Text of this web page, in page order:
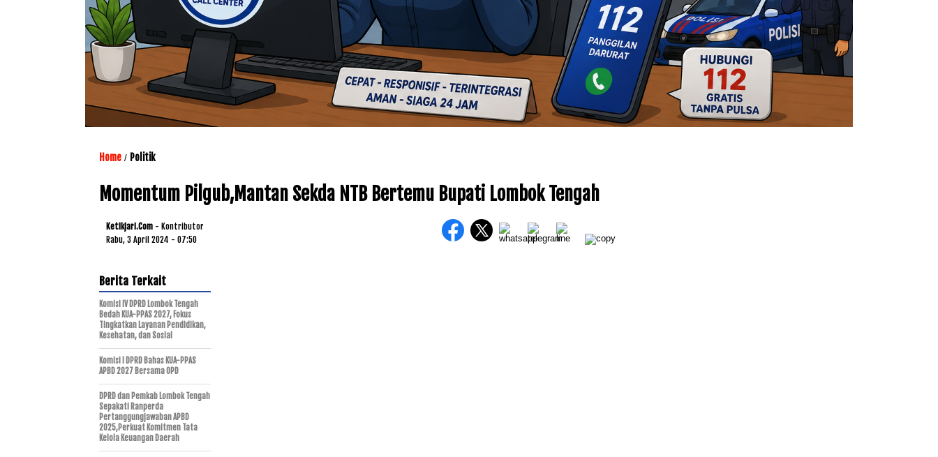
Home / Politik
Momentum Pilgub,Mantan Sekda NTB Bertemu Bupati Lombok Tengah
Ketikjari.com - Kontributor
Rabu, 3 April 2024 - 07:50
Berita Terkait
Komisi IV DPRD Lombok Tengah
Bedah KUA-PPAS 2027, Fokus
Tingkatkan Layanan Pendidikan,
Kesehatan, dan Sosial
Komisi I DPRD Bahas KUA-PPAS
APBD 2027 Bersama OPD
DPRD dan Pemkab Lombok Tengah
Sepakati Ranperda
Pertanggungjawaban APBD
2025,Perkuat Komitmen Tata
Kelola Keuangan Daerah